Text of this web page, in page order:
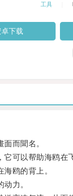
工具
下载
而聞名。
以帮助海鸥在飞
鸥的背上。
力。